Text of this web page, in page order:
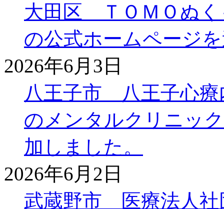
大田区 ＴＯＭＯぬく
の公式ホームページ
2026年6月3日
八王子市 八王子心療
のメンタルクリニッ
加しました。
2026年6月2日
武蔵野市 医療法人